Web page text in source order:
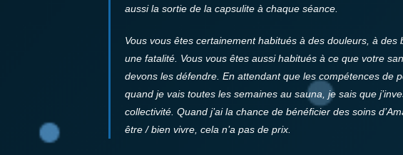
aussi la sortie de la capsulite à chaque séance.
Vous vous êtes certainement habitués à des douleurs, à
une fatalité. Vous vous êtes aussi habitués à ce que votre
devons les défendre. En attendant que les compétences de
quand je vais toutes les semaines au sauna, je sais que
collectivité. Quand j’ai la chance de bénéficier des soins
être / bien vivre, cela n’a pas de prix.